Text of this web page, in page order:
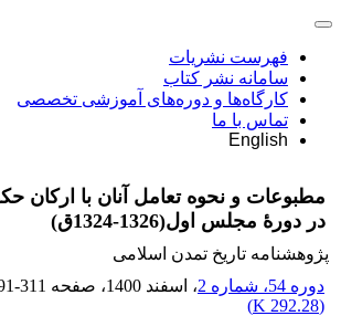
فهرست نشریات
سامانه نشر کتاب
کارگاه‌ها و دوره‌های آموزشی تخصصی
تماس با ما
English
مطبوعات و نحوه تعامل آنان با
در دورۀ مجلس اول(1326-1324ق)
پژوهشنامه تاریخ تمدن اسلامی
دوره 54، شماره 2
، اسفند 1400 ، صفحه 311
(
292.28 K
)